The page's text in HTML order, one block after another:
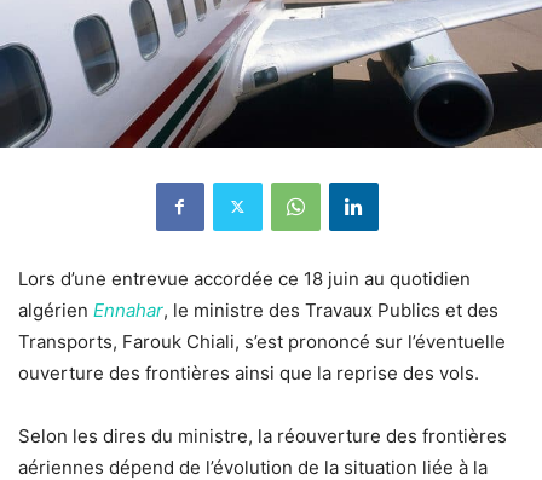
Lors d’une entrevue accordée ce 18 juin au quotidien
algérien Ennahar, le ministre des Travaux Publics et des
Transports, Farouk Chiali, s’est prononcé sur l’éventuelle
ouverture des frontières ainsi que la reprise des vols.
Selon les dires du ministre, la réouverture des frontières
aériennes dépend de l’évolution de la situation liée à la